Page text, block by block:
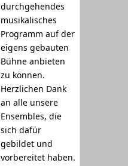
durchgehendes
musikalisches
Programm auf der
eigens gebauten
Bühne anbieten
zu können.
Herzlichen Dank
an alle unsere
Ensembles, die
sich dafür
gebildet und
vorbereitet haben.